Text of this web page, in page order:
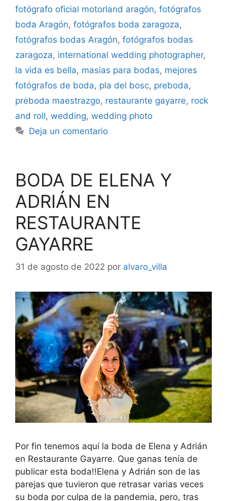
fotógrafo oficial motorland aragón, fotógrafos
boda Aragón, fotógrafos boda zaragoza,
fotógrafos bodas Aragón, fotógrafos bodas
zaragoza, international wedding photographer,
la vida es bella, masias para bodas, mejores
fotógrafos de boda, pla del bosc, preboda,
preboda maestrazgo, restaurante gayarre, rock
and roll, wedding, wedding photo
Deja un comentario
BODA DE ELENA Y
ADRIÁN EN
RESTAURANTE
GAYARRE
31 de agosto de 2022 por alvaro_villa
Por fin tenemos aquí la boda de Elena y Adrián
en Restaurante Gayarre. Que ganas tenía de
publicar esta boda!!Elena y Adrián son de las
parejas que tuvieron que retrasar varias veces
su boda por culpa de la pandemia, pero, tras